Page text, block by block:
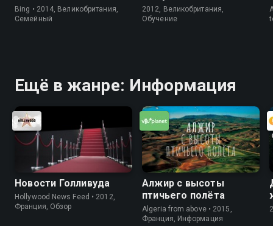
Bing • 2014, Великобритания,
Cемейный
2012, Великобритания,
Обучение
Ещё в жанре: Информация
Новости Голливуда
Hollywood News Feed • 2012,
Франция, Обзор
Алжир с высоты
птичьего полёта
Algeria from above • 2015,
Франция, Информация